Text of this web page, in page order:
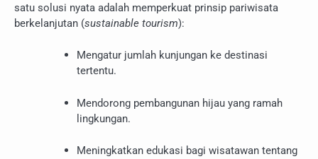
satu solusi nyata adalah memperkuat prinsip pariwisata
berkelanjutan (sustainable tourism):
Mengatur jumlah kunjungan ke destinasi
tertentu.
Mendorong pembangunan hijau yang ramah
lingkungan.
Meningkatkan edukasi bagi wisatawan tentang